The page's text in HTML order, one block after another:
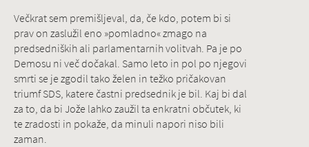
Večkrat sem premišljeval, da, če kdo, potem bi si
prav on zaslužil eno »pomladno« zmago na
predsedniških ali parlamentarnih volitvah. Pa je po
Demosu ni več dočakal. Samo leto in pol po njegovi
smrti se je zgodil tako želen in težko pričakovan
triumf SDS, katere častni predsednik je bil. Kaj bi dal
za to, da bi Jože lahko zaužil ta enkratni občutek, ki
te zradosti in pokaže, da minuli napori niso bili
zaman.